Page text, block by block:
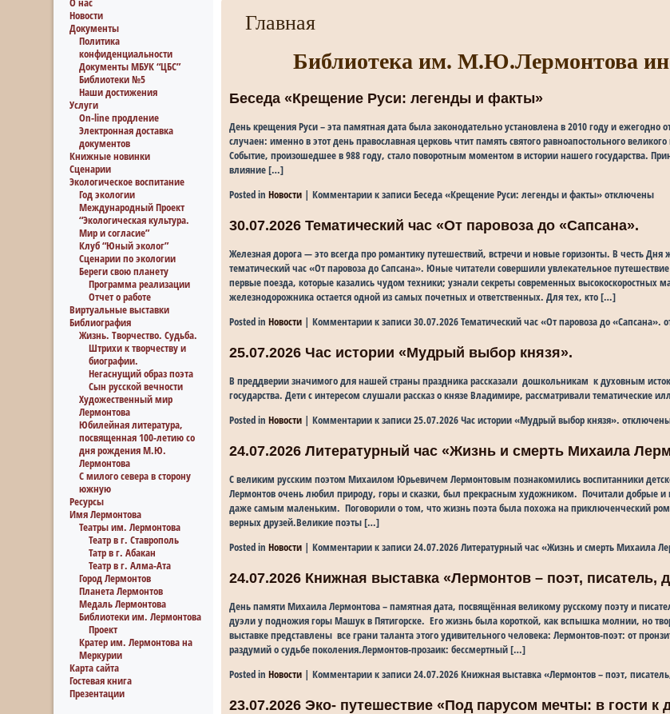
Новости
Документы
Политика
конфиденциальности
Документы МБУК “ЦБС”
Библиотеки №5
Наши достижения
Услуги
On-line продление
Электронная доставка
документов
Книжные новинки
Сценарии
Экологическое воспитание
Год экологии
Международный Проект
“Экологическая культура.
Мир и согласие”
Клуб “Юный эколог”
Сценарии по экологии
Береги свою планету
Программа реализации
Отчет о работе
Виртуальные выставки
Библиография
Жизнь. Творчество. Судьба.
Штрихи к творчеству и
биографии.
Негаснущий образ поэта
Сын русской вечности
Художественный мир
Лермонтова
Юбилейная литература,
посвященная 100-летию со
дня рождения М.Ю.
Лермонтова
С милого севера в сторону
южную
Ресурсы
Имя Лермонтова
Театры им. Лермонтова
Театр в г. Ставрополь
Татр в г. Абакан
Театр в г. Алма-Ата
Город Лермонтов
Планета Лермонтов
Медаль Лермонтова
Библиотеки им. Лермонтова
Проект
Кратер им. Лермонтова на
Меркурии
Карта сайта
Гостевая книга
Презентации
Главная
Библиотека им. М.Ю.Лермонтова
Беседа «Крещение Руси: легенды и факты»
День крещения Руси – эта памятная дата была законодательно установлена в 2010 году и
случаен: именно в этот день православная церковь чтит память святого равноапостольного
Событие, произошедшее в 988 году, стало поворотным моментом в истории нашего государства.
влияние […]
Posted in Новости | Комментариик записи Беседа «Крещение Руси: легенды и факты»отключены
30.07.2026 Тематический час «От паровоза до «Сапсана».
Железная дорога — это всегда про романтику путешествий, встречи и новые горизонты. В честь
тематический час «От паровоза до Сапсана». Юные читатели совершили увлекательное
первые поезда, которые казались чудом техники; узнали секреты современных высокоскоростных
железнодорожника остается одной из самых почетных и ответственных. Для тех, кто […]
Posted in Новости | Комментариик записи 30.07.2026 Тематический час «От паровоза до «Сапсана».
25.07.2026 Час истории «Мудрый выбор князя».
В преддверии значимого для нашей страны праздника рассказали дошкольникам к духовным
государства. Дети с интересом слушали рассказ о князе Владимире, рассматривали тематические
Posted in Новости | Комментариик записи 25.07.2026 Час истории «Мудрый выбор князя».
24.07.2026 Литературный час «Жизнь и смерть Михаила
С великим русским поэтом Михаилом Юрьевичем Лермонтовым познакомились воспитанники
Лермонтов очень любил природу, горы и сказки, был прекрасным художником. Почитали добрые и
даже самым маленьким. Поговорили о том, что жизнь поэта была похожа на приключенческий
верных друзей.Великие поэты […]
Posted in Новости | Комментариик записи 24.07.2026 Литературный час «Жизнь и смерть Михаила
24.07.2026 Книжная выставка «Лермонтов – поэт, писатель,
День памяти Михаила Лермонтова – памятная дата, посвящённая великому русскому поэту и
дуэли у подножия горы Машук в Пятигорске. Его жизнь была короткой, как вспышка молнии, но
выставке представлены все грани таланта этого удивительного человека: Лермонтов-поэт: от
раздумий о судьбе поколения.Лермонтов-прозаик: бессмертный […]
Posted in Новости | Комментариик записи 24.07.2026 Книжная выставка «Лермонтов – поэт,
23.07.2026 Эко- путешествие «Под парусом мечты: в гости к